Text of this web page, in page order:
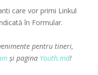
care vor primi Linkul
în Formular.
pentru tineri,
și pagina Youth.md!